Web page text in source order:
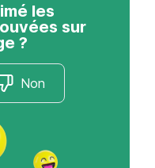
les
sur
?
Non